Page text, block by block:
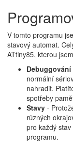
V tomto programu
stavový automat.
ATtiny85, kterou
normální
nahradit.
spotřeby
Stavy -
různých
pro každý
programu.